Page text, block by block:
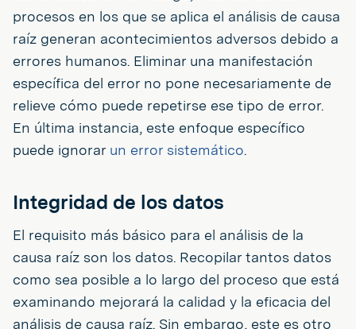
procesos en los que se aplica el análisis de causa
raíz generan acontecimientos adversos debido a
errores humanos. Eliminar una manifestación
específica del error no pone necesariamente de
relieve cómo puede repetirse ese tipo de error.
En última instancia, este enfoque específico
puede ignorar un error sistemático.
Integridad de los datos
El requisito más básico para el análisis de la
causa raíz son los datos. Recopilar tantos datos
como sea posible a lo largo del proceso que está
examinando mejorará la calidad y la eficacia del
análisis de causa raíz. Sin embargo, este es otro